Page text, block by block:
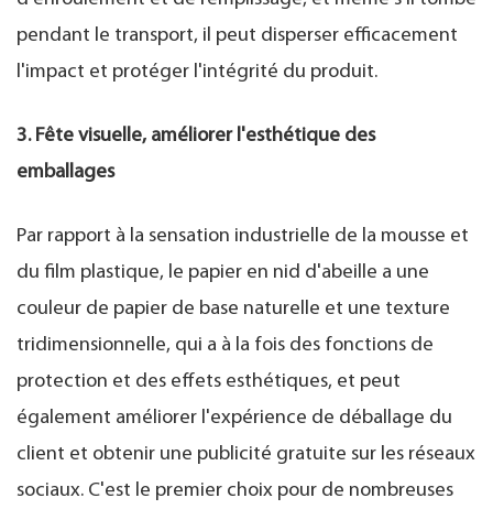
pendant le transport, il peut disperser efficacement
l'impact et protéger l'intégrité du produit.
3. Fête visuelle, améliorer l'esthétique des
emballages
Par rapport à la sensation industrielle de la mousse et
du film plastique, le papier en nid d'abeille a une
couleur de papier de base naturelle et une texture
tridimensionnelle, qui a à la fois des fonctions de
protection et des effets esthétiques, et peut
également améliorer l'expérience de déballage du
client et obtenir une publicité gratuite sur les réseaux
sociaux. C'est le premier choix pour de nombreuses